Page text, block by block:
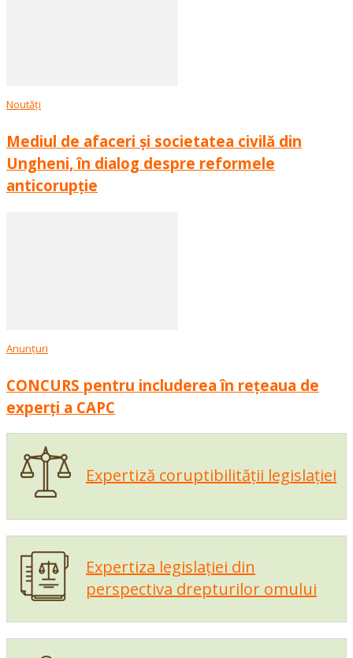
Noutăți
Mediul de afaceri și societatea civilă din
Ungheni, în dialog despre reformele
anticorupție
Anunțuri
CONCURS pentru includerea în rețeaua de
experți a CAPC
Expertiză coruptibilității legislației
Expertiza legislației din
perspectiva drepturilor omului